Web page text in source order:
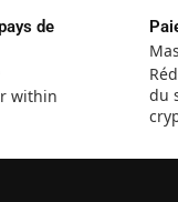
de
within
du